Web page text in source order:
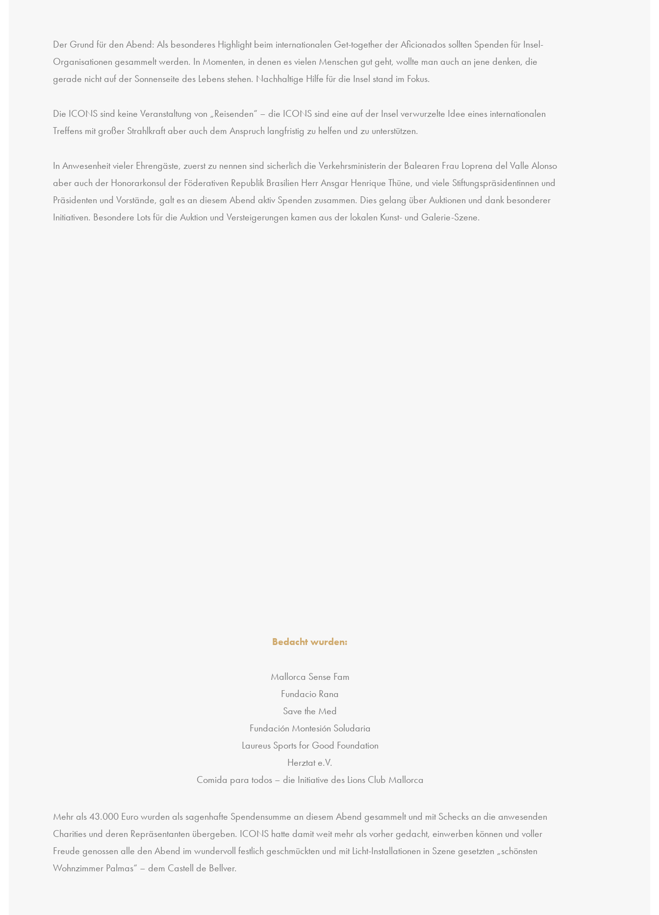
Der Grund für den Abend: Als besonderes Highlight beim internationalen Get-together der Aficionados sollten Spenden für Insel-
Organisationen gesammelt werden. In Momenten, in denen es vielen Menschen gut geht, wollte man auch an jene denken, die
gerade nicht auf der Sonnenseite des Lebens stehen. Nachhaltige Hilfe für die Insel stand im Fokus.
Die ICONS sind keine Veranstaltung von „Reisenden“ – die ICONS sind eine auf der Insel verwurzelte Idee eines internationalen
Treffens mit großer Strahlkraft aber auch dem Anspruch langfristig zu helfen und zu unterstützen.
In Anwesenheit vieler Ehrengäste, zuerst zu nennen sind sicherlich die Verkehrsministerin der Balearen Frau Loprena del Valle Alonso
aber auch der Honorarkonsul der Föderativen Republik Brasilien Herr Ansgar Henrique Thüne, und viele Stiftungspräsidentinnen und
Präsidenten und Vorstände, galt es an diesem Abend aktiv Spenden zusammen. Dies gelang über Auktionen und dank besonderer
Initiativen. Besondere Lots für die Auktion und Versteigerungen kamen aus der lokalen Kunst- und Galerie-Szene.
Bedacht wurden:
Mallorca Sense Fam
Fundacio Rana
Save the Med
Fundación Montesión Soludaria
Laureus Sports for Good Foundation
Herztat e.V.
Comida para todos – die Initiative des Lions Club Mallorca
Mehr als 43.000 Euro wurden als sagenhafte Spendensumme an diesem Abend gesammelt und mit Schecks an die anwesenden
Charities und deren Repräsentanten übergeben. ICONS hatte damit weit mehr als vorher gedacht, einwerben können und voller
Freude genossen alle den Abend im wundervoll festlich geschmückten und mit Licht-Installationen in Szene gesetzten „schönsten
Wohnzimmer Palmas“ – dem Castell de Bellver.